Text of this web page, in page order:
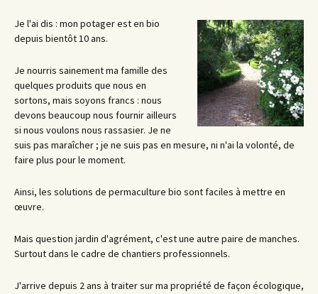
Je l'ai dis : mon potager est en bio
depuis bientôt 10 ans.
Je nourris sainement ma famille des
quelques produits que nous en
sortons, mais soyons francs : nous
devons beaucoup nous fournir ailleurs
si nous voulons nous rassasier. Je ne
suis pas maraîcher ; je ne suis pas en mesure, ni n'ai la volonté, de
faire plus pour le moment.
Ainsi, les solutions de permaculture bio sont faciles à mettre en
œuvre.
Mais question jardin d'agrément, c'est une autre paire de manches.
Surtout dans le cadre de chantiers professionnels.
J'arrive depuis 2 ans à traiter sur ma propriété de façon écologique,